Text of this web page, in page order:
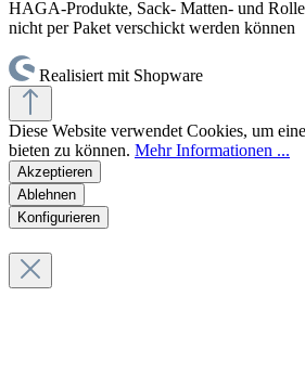
HAGA-Produkte, Sack- Matten- und
nicht per Paket verschickt werden können
Realisiert mit Shopware
Diese Website verwendet Cookies, um
bieten zu können. Mehr Informationen ...
Akzeptieren
Ablehnen
Konfigurieren